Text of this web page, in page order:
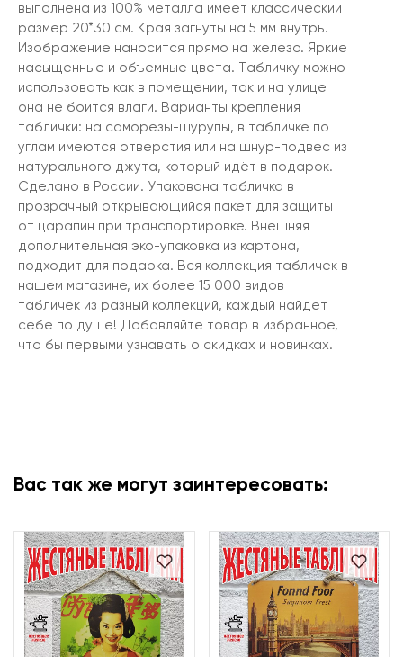
выполнена из 100% металла имеет классический
размер 20*30 см. Края загнуты на 5 мм внутрь.
Изображение наносится прямо на железо. Яркие
насыщенные и объемные цвета. Табличку можно
использовать как в помещении, так и на улице
она не боится влаги. Варианты крепления
таблички: на саморезы-шурупы, в табличке по
углам имеются отверстия или на шнур-подвес из
натурального джута, который идёт в подарок.
Сделано в России. Упакована табличка в
прозрачный открывающийся пакет для защиты
от царапин при транспортировке. Внешняя
дополнительная эко-упаковка из картона,
подходит для подарка. Вся коллекция табличек в
нашем магазине, их более 15 000 видов
табличек из разный коллекций, каждый найдет
себе по душе! Добавляйте товар в избранное,
что бы первыми узнавать о скидках и новинках.
Вас так же могут заинтересовать: